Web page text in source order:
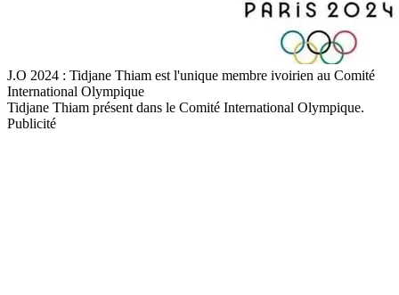
J.O 2024 : Tidjane Thiam est l'unique membre ivoirien au Comité
International Olympique
Tidjane Thiam présent dans le Comité International Olympique.
Publicité